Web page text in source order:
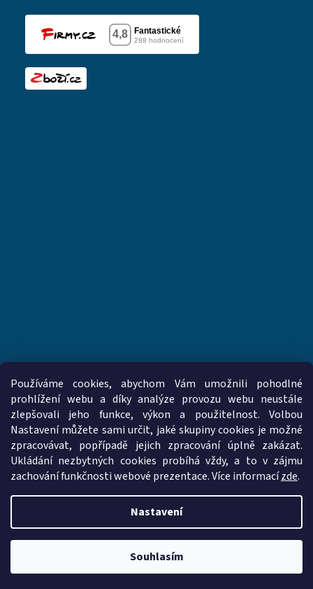
Používáme cookies, abychom Vám umožnili pohodlné
prohlížení webu a díky analýze provozu webu neustále
zlepšovali jeho funkce, výkon a použitelnost. Volbou
Nastavení můžete sami určit, jaké skupiny cookies je možné
zpracovávat, popřípadě jejich zpracování úplně zakázat.
Ukládání nezbytných cookies probíhá vždy, a to v zájmu
zachování funkčnosti webové prezentace. Více informacízde.
Nastavení
Souhlasím
www.vzduchotechnika-ventilatory.cz www.palmat.cz
Vytvořil Shoptet
Copyright 2026vzduchotechnika-ventilatory.cz. Všechna práva
Upravit nastavení cookies